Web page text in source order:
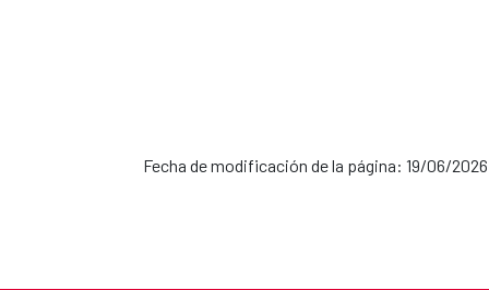
Fecha de modificación de la página: 19/06/2026